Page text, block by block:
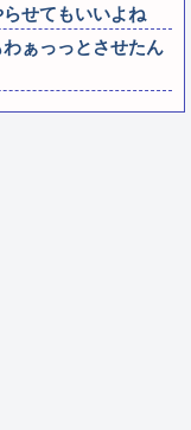
らせてもいいよね
わぁっっとさせたん